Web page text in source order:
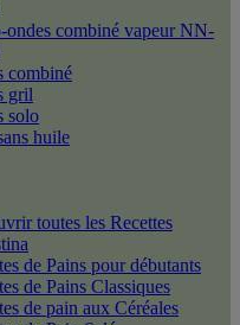
ondes combiné vapeur NN-
combiné
gril
solo
huile
toutes les Recettes
de Pains pour débutants
de Pains Classiques
de pain aux Céréales